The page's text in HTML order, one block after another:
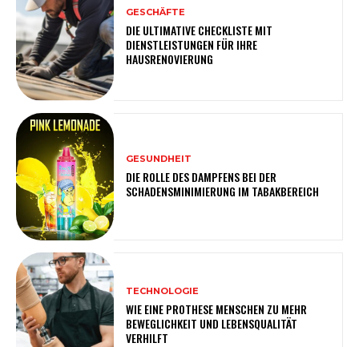
GESCHÄFTE
DIE ULTIMATIVE CHECKLISTE MIT
DIENSTLEISTUNGEN FÜR IHRE
HAUSRENOVIERUNG
GESUNDHEIT
DIE ROLLE DES DAMPFENS BEI DER
SCHADENSMINIMIERUNG IM TABAKBEREICH
TECHNOLOGIE
WIE EINE PROTHESE MENSCHEN ZU MEHR
BEWEGLICHKEIT UND LEBENSQUALITÄT
VERHILFT